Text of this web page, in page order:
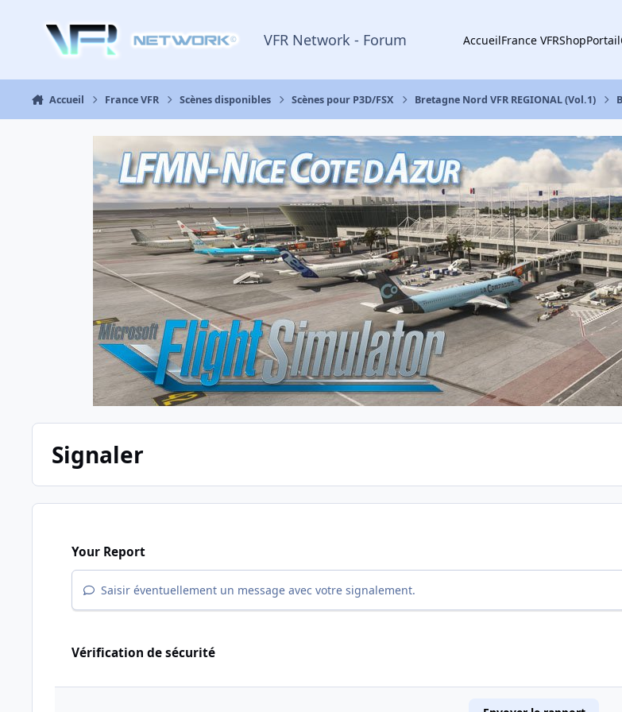
VFR Network - Forum AccueilFrance VFRShopPortail
Accueil France VFR Scènes disponibles Scènes pour P3D/FSX Bretagne Nord VFR REGIONAL (Vol.1)
Signaler
Your Report
Saisir éventuellement un message avec votre signalement.
Vérification de sécurité